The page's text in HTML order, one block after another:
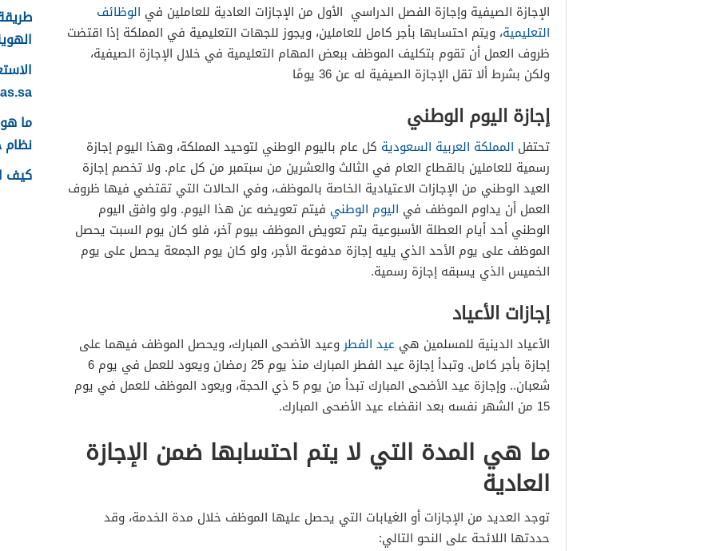
الإجازة الصيفية وإجازة الفصل الدراسي الأول من الإجازات العادية للعاملين في الوظائف
التعليمية، ويتم احتسابها بأجر كامل للعاملين، ويجوز للجهات التعليمية في المملكة إذا اقتضت
ظروف العمل أن تقوم بتكليف الموظف ببعض المهام التعليمية في خلال الإجازة الصيفية،
ولكن بشرط ألا تقل الإجازة الصيفية له عن 36 يومًا
إجازة اليوم الوطني
تحتفل المملكة العربية السعودية كل عام باليوم الوطني لتوحيد المملكة، وهذا اليوم إجازة
رسمية للعاملين بالقطاع العام في الثالث والعشرين من سبتمبر من كل عام. ولا تخصم إجازة
العيد الوطني من الإجازات الاعتيادية الخاصة بالموظف، وفي الحالات التي تقتضي فيها ظروف
العمل أن يداوم الموظف في اليوم الوطني فيتم تعويضه عن هذا اليوم. ولو وافق اليوم
الوطني أحد أيام العطلة الأسبوعية يتم تعويض الموظف بيوم آخر، فلو كان يوم السبت يحصل
الموظف على يوم الأحد الذي يليه إجازة مدفوعة الأجر، ولو كان يوم الجمعة يحصل على يوم
الخميس الذي يسبقه إجازة رسمية.
إجازات الأعياد
الأعياد الدينية للمسلمين هي عيد الفطروعيد الأضحى المبارك، ويحصل الموظف فيهما على
إجازة بأجر كامل. وتبدأ إجازة عيد الفطر المبارك منذ يوم 25 رمضان ويعود للعمل في يوم 6
شعبان.. وإجازة عيد الأضحى المبارك تبدأ من يوم 5 ذي الحجة، ويعود الموظف للعمل في يوم
15 من الشهر نفسه بعد انقضاء عيد الأضحى المبارك.
ما هي المدة التي لا يتم احتسابها ضمن الإجازة
العادية
توجد العديد من الإجازات أو الغيابات التي يحصل عليها الموظف خلال مدة الخدمة، وقد
حددتها اللائحة على النحو التالي:
الهوية
نظام
كيف